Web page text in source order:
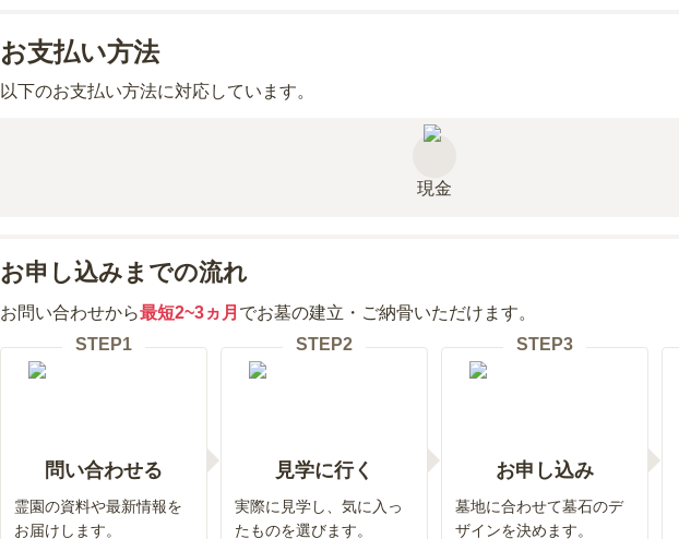
お支払い方法
以下のお支払い方法に対応しています。
現金
お申し込みまでの流れ
お問い合わせから最短2~3ヵ月 でお墓の建立・ご納骨いただけます。
STEP1
問い合わせる
霊園の資料や最新情報を
お届けします。
STEP2
見学に行く
実際に見学し、気に入っ
たものを選びます。
STEP3
お申し込み
墓地に合わせて墓石のデ
ザインを決めます。